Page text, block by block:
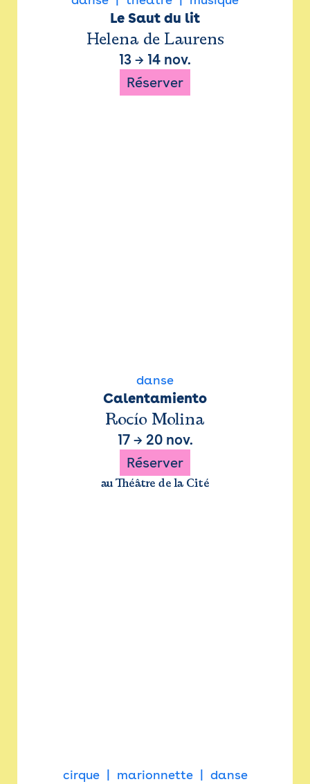
Le Saut du lit
Helena de Laurens
13 → 14 nov.
Réserver
danse
Calentamiento
Rocío Molina
17→ 20 nov.
Réserver
au Théâtre de la Cité
cirque marionnette danse